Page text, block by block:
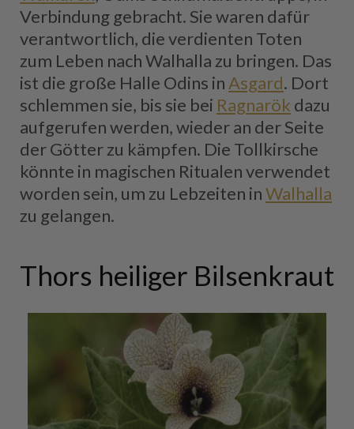
Verbindung gebracht. Sie waren dafür
verantwortlich, die verdienten Toten
zum Leben nach Walhalla zu bringen. Das
ist die große Halle Odins in Asgard. Dort
schlemmen sie, bis sie bei Ragnarök dazu
aufgerufen werden, wieder an der Seite
der Götter zu kämpfen. Die Tollkirsche
könnte in magischen Ritualen verwendet
worden sein, um zu Lebzeiten inWalhalla
zu gelangen.
Thors heiliger Bilsenkraut